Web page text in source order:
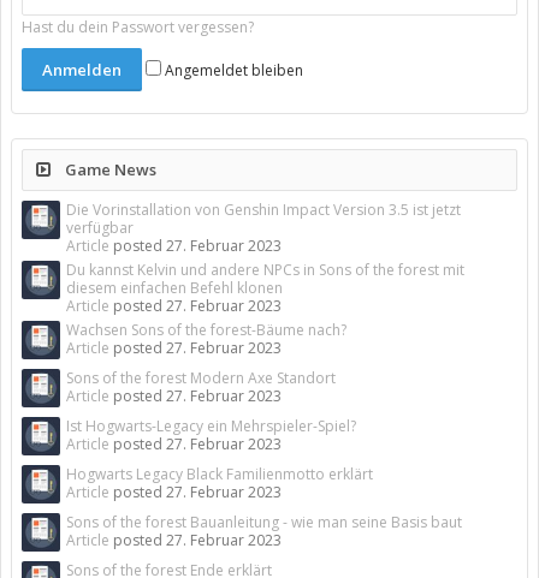
Hast du dein Passwort vergessen?
Angemeldet bleiben
Game News
Die Vorinstallation von Genshin Impact Version 3.5 ist jetzt
verfügbar
Article posted 27. Februar 2023
Du kannst Kelvin und andere NPCs in Sons of the forest mit
diesem einfachen Befehl klonen
Article posted 27. Februar 2023
Wachsen Sons of the forest-Bäume nach?
Article posted 27. Februar 2023
Sons of the forest Modern Axe Standort
Article posted 27. Februar 2023
Ist Hogwarts-Legacy ein Mehrspieler-Spiel?
Article posted 27. Februar 2023
Hogwarts Legacy Black Familienmotto erklärt
Article posted 27. Februar 2023
Sons of the forest Bauanleitung - wie man seine Basis baut
Article posted 27. Februar 2023
Sons of the forest Ende erklärt